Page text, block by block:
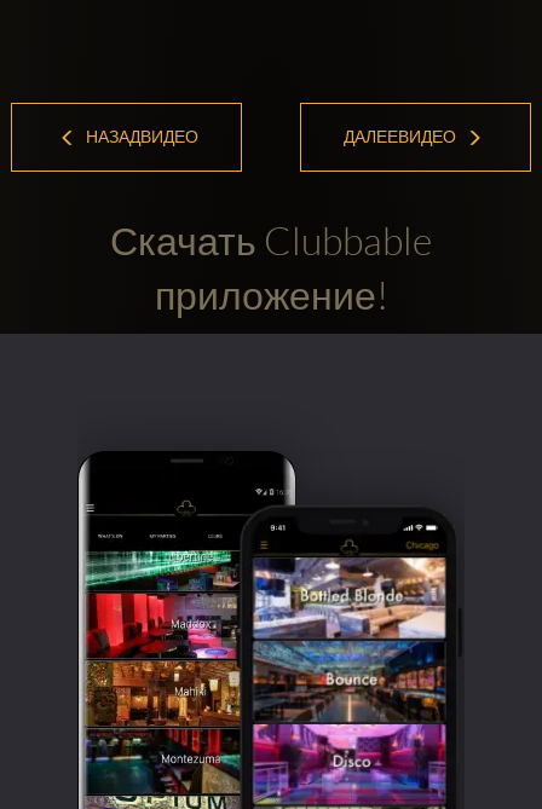
НАЗАДВИДЕО ДАЛЕЕВИДЕО
Скачать Clubbable
приложение!